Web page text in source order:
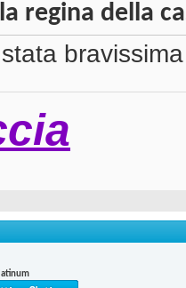
regina della
bravissima